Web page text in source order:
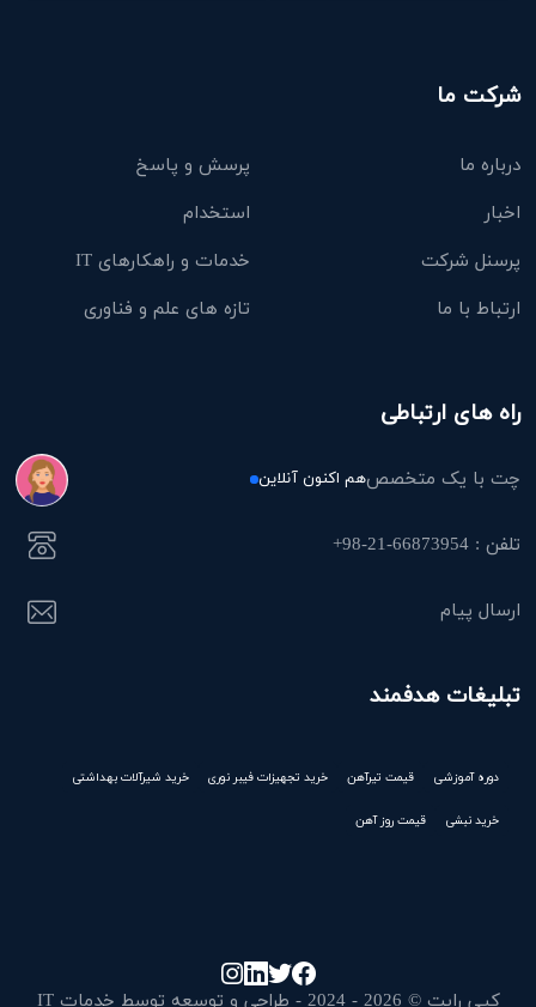
شرکت ما
درباره ما
پرسش و پاسخ
اخبار
استخدام
پرسنل شرکت
خدمات و راهکارهای IT
ارتباط با ما
تازه های علم و فناوری
راه های ارتباطی
چت با یک متخصصهم اکنون آنلاین
تلفن : 66873954-21-98+
ارسال پیام
تبلیغات هدفمند
دوره آموزشی قیمت تیرآهن خرید تجهیزات فیبر نوری خرید شیرآلات بهداشتی
خرید نبشی قیمت روز آهن
کپی رایت © 2026 - 2024 - طراحی و توسعه توسط خدمات IT